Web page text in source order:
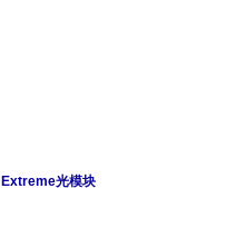
Extreme光模块